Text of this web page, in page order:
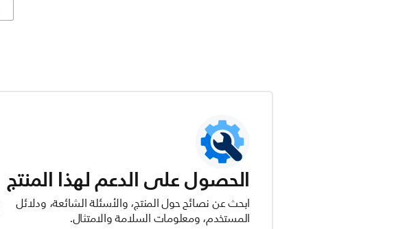
الحصول على الدعم لهذا المنتج
ابحث عن نصائح حول المنتج، والأسئلة الشائعة، ودلائل
المستخدم، ومعلومات السلامة والامتثال.